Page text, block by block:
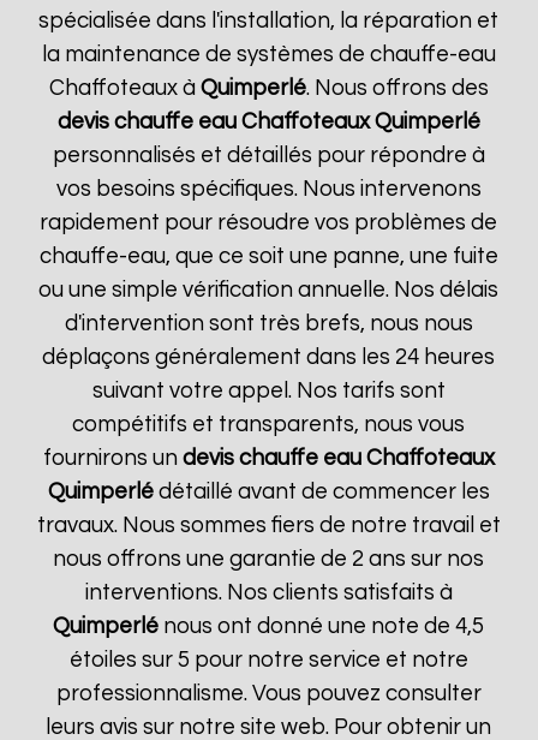
spécialisée dans l'installation, la réparation et
la maintenance de systèmes de chauffe-eau
Chaffoteaux à Quimperlé. Nous offrons des
devis chauffe eau Chaffoteaux Quimperlé
personnalisés et détaillés pour répondre à
vos besoins spécifiques. Nous intervenons
rapidement pour résoudre vos problèmes de
chauffe-eau, que ce soit une panne, une fuite
ou une simple vérification annuelle. Nos délais
d'intervention sont très brefs, nous nous
déplaçons généralement dans les 24 heures
suivant votre appel. Nos tarifs sont
compétitifs et transparents, nous vous
fournirons un devis chauffe eau Chaffoteaux
Quimperlédétaillé avant de commencer les
travaux. Nous sommes fiers de notre travail et
nous offrons une garantie de 2 ans sur nos
interventions. Nos clients satisfaits à
Quimperlé nous ont donné une note de 4,5
étoiles sur 5 pour notre service et notre
professionnalisme. Vous pouvez consulter
leurs avis sur notre site web. Pour obtenir un